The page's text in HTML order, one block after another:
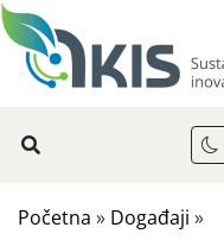
Početna » Događaji »